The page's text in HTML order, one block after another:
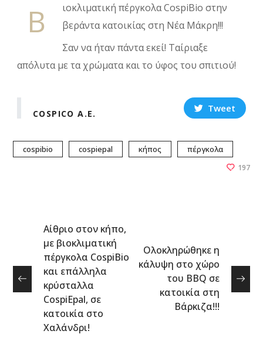
Β
ιοκλιματική πέργκολα CospiBio στην
βεράντα κατοικίας στη Νέα Μάκρη!!!
Σαν να ήταν πάντα εκεί! Ταίριαξε
απόλυτα με τα χρώματα και το ύφος του σπιτιού!
COSPICO A.E. Tweet
cospibio cospiepal κήπος πέργκολα
197
Αίθριο στον κήπο,
με βιοκλιματική
πέργκολα CospiBio
και επάλληλα
κρύσταλλα
CospiEpal, σε
κατοικία στο
Χαλάνδρι!
Ολοκληρώθηκε η
κάλυψη στο χώρο
του BBQ σε
κατοικία στη
Βάρκιζα!!!